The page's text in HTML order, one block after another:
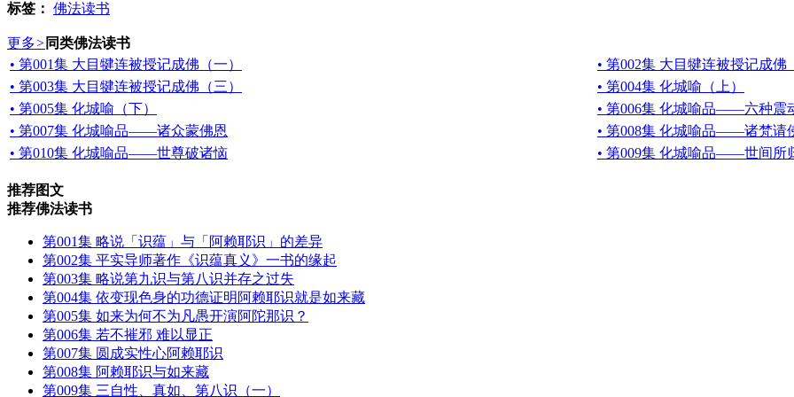
标签： 佛法读书
更多> 同类佛法读书
• 第001集 大目犍连被授记成佛（一）
• 第002集 大目犍连被授记成佛
• 第003集 大目犍连被授记成佛（三）
• 第004集 化城喻（上）
• 第005集 化城喻（下）
• 第006集 化城喻品——六种震
• 第007集 化城喻品——诸众蒙佛恩
• 第008集 化城喻品——诸梵请
• 第010集 化城喻品——世尊破诸恼
• 第009集 化城喻品——世间所
推荐图文
推荐佛法读书
第001集 略说「识蕴」与「阿赖耶识」的差异
第002集 平实导师著作《识蕴真义》一书的缘起
第003集 略说第九识与第八识并存之过失
第004集 依变现色身的功德证明阿赖耶识就是如来藏
第005集 如来为何不为凡愚开演阿陀那识？
第006集 若不摧邪 难以显正
第007集 圆成实性心阿赖耶识
第008集 阿赖耶识与如来藏
第009集 三自性、真如、第八识（一）